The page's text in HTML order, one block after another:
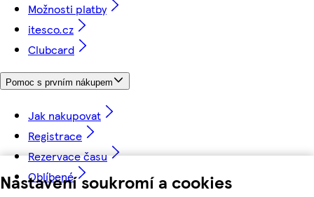
Nastavení soukromí a cookies
Možnosti platby
itesco.cz
Clubcard
Pomoc s prvním nákupem
Jak nakupovat
Registrace
Rezervace času
Oblíbené